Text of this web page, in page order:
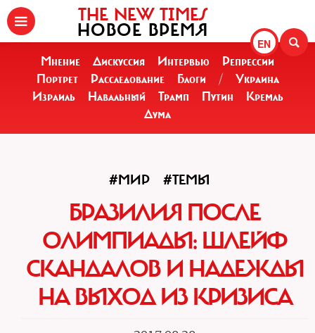
EN
THE NEW TIMES
НОВОЕ ВРЕМЯ
Мнение Дискуссия Интервью
Репрессии
Портрет
Расследование Блоги /
Украина
Израиль
Навальный Трамп Путин
Кремль
Дума
#МИР #ТЕМЫ
БРАЗИЛИЯ ПОСЛЕ
ОЛИМПИАДЫ: ШЛЕЙФ
СКАНДАЛОВ И НАДЕЖДЫ
НА ВЫХОД ИЗ КРИЗИСА